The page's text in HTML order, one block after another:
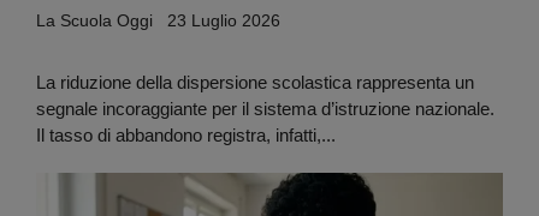
La Scuola Oggi 23 Luglio 2026
La riduzione della dispersione scolastica rappresenta un
segnale incoraggiante per il sistema d’istruzione nazionale.
Il tasso di abbandono registra, infatti,...